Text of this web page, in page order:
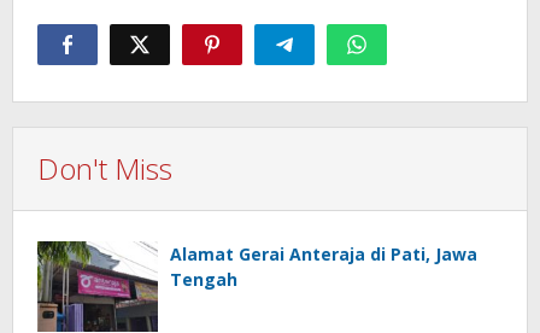
Don't Miss
Alamat Gerai Anteraja di Pati, Jawa
Tengah